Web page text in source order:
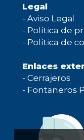
Legal
- Aviso Legal
- Política de
- Política de
Enlaces
- Cerrajeros
- Fontaneros